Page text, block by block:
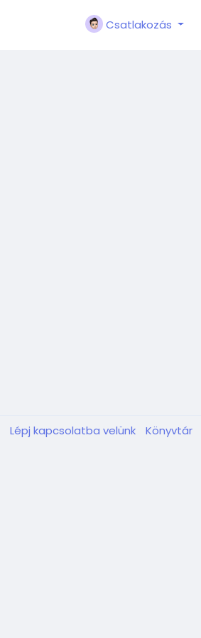
Csatlakozás
Lépj kapcsolatba velünk Könyvtár